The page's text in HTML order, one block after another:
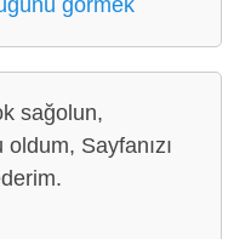
sağolun,
oldum, Sayfanızı